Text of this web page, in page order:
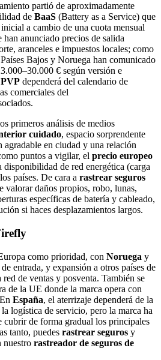
partió de aproximadamente
de BaaS (Battery as a Service) que
a cambio de una cuota mensual
anunciado precios de salida
aranceles e impuestos locales; como
Bajos y Noruega han comunicado
€ según versión e
PVP dependerá del calendario de
comerciales del
primeros análisis de medios
cuidado, espacio sorprendente
agradable en ciudad y una relación
puntos a vigilar, el precio europeo
de red energética (carga
países. De cara a rastrear seguros
valorar daños propios, robo, lunas,
específicas de batería y cableado,
si haces desplazamientos largos.
como prioridad, con Noruega y
entrada, y expansión a otros países de
de ventas y posventa. También se
de la UE donde la marca opera con
España, el aterrizaje dependerá de la
logística de servicio, pero la marca ha
cubrir de forma gradual los principales
tanto, puedes rastrear seguros y
nuestro rastreador de seguros de